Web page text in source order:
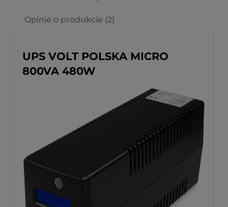
Opinie o produkcie (2)
UPS VOLT POLSKA MICRO
800VA 480W